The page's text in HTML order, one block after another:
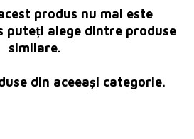
produs nu mai este
puteți alege dintre produse
similare.
din aceeași categorie.